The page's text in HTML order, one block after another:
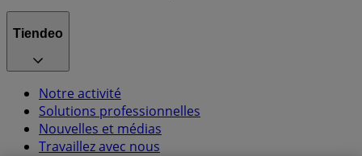
Tiendeo
Notre activité
Solutions professionnelles
Nouvelles et médias
Travaillez avec nous